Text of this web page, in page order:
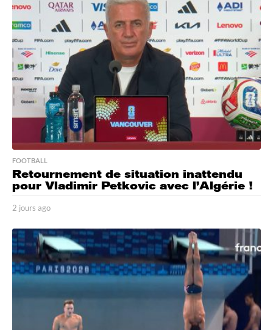
a
o
FOOTBALL
Retournement de situation inattendu
pour Vladimir Petkovic avec l’Algérie !
2 jours ago
o
u
r
s
a